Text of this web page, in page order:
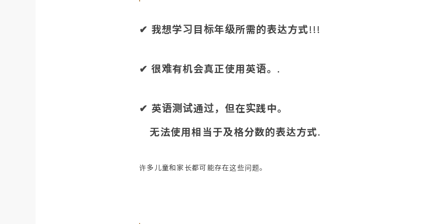
✔︎ 我想学习目标年级所需的表达方式!!!
✔︎ 很难有机会真正使用英语。 .
✔︎ 英语测试通过，但在实践中。
无法使用相当于及格分数的表达方式.
许多儿童和家长都可能存在这些问题。